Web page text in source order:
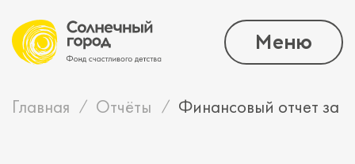
Меню
Главная Отчёты Финансовый отчет за